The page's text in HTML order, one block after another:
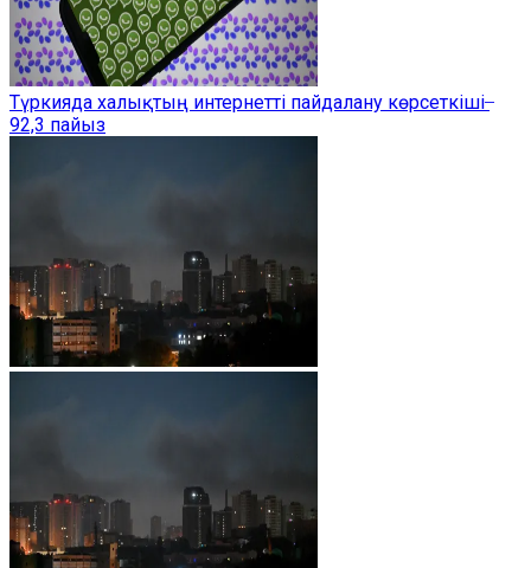
Түркияда халықтың интернетті пайдалану көрсеткіші ̶
92,3 пайыз